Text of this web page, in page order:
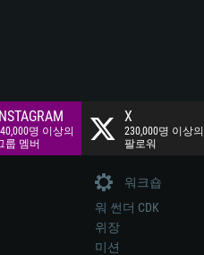
명 이상의
룹 멤버
X
230,000명 이상의
팔로워
워크숍
워 썬더 CDK
위장
미션